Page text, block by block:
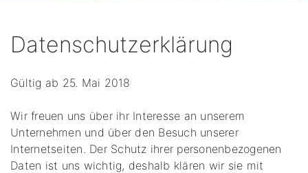
Datenschutzerklärung
Gültig ab 25. Mai 2018
Wir freuen uns über ihr Interesse an unserem
Unternehmen und über den Besuch unserer
Internetseiten. Der Schutz ihrer personenbezogenen
Daten ist uns wichtig, deshalb klären wir sie mit